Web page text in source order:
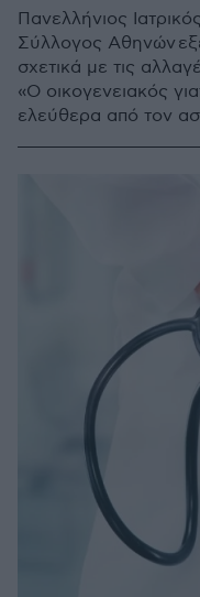
Πανελλήνιος
Σύλλογος Αθηνών
σχετικά με τις
«Ο οικογενειακός
ελεύθερα από τον